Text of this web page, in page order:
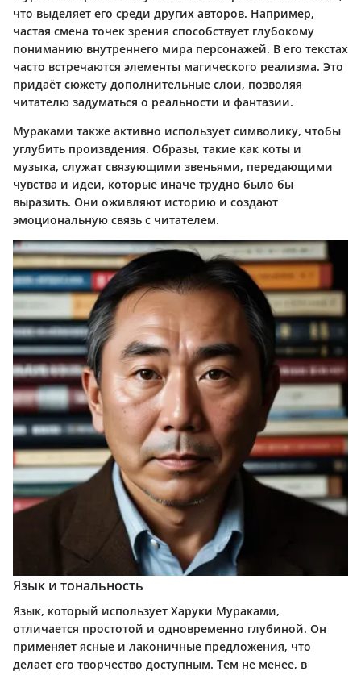
что выделяет его среди других авторов. Например,
частая смена точек зрения способствует глубокому
пониманию внутреннего мира персонажей. В его текстах
часто встречаются элементы магического реализма. Это
придаёт сюжету дополнительные слои, позволяя
читателю задуматься о реальности и фантазии.
Мураками также активно использует символику, чтобы
углубить произвдения. Образы, такие как коты и
музыка, служат связующими звеньями, передающими
чувства и идеи, которые иначе трудно было бы
выразить. Они оживляют историю и создают
эмоциональную связь с читателем.
Язык и тональность
Язык, который использует Харуки Мураками,
отличается простотой и одновременно глубиной. Он
применяет ясные и лаконичные предложения, что
делает его творчество доступным. Тем не менее, в